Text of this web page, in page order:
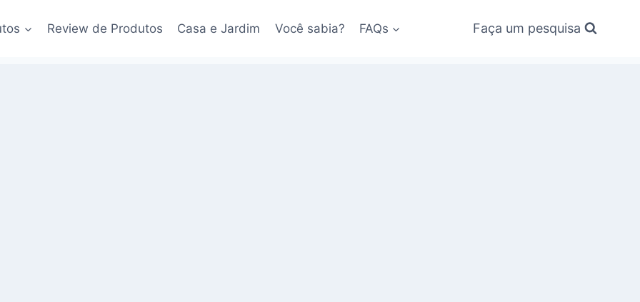
Review de Produtos Casa e Jardim Você sabia? FAQs Faça um pesquisa